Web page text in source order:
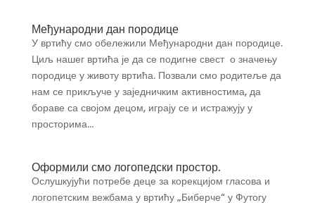
Међународни дан породице
У вртићу смо обележили Међународни дан породице.
Циљ нашег вртића је да се подигне свест о значењу
породице у животу вртића. Позвали смо родитеље да
нам се прикључе у заједничким активностима, да
бораве са својом децом, играју се и истражују у
просторима...
Оформили смо логопедски простор.
Ослушкујући потребе деце за корекцијом гласова и
логопетским вежбама у вртићу „Биберче“ у Футогу